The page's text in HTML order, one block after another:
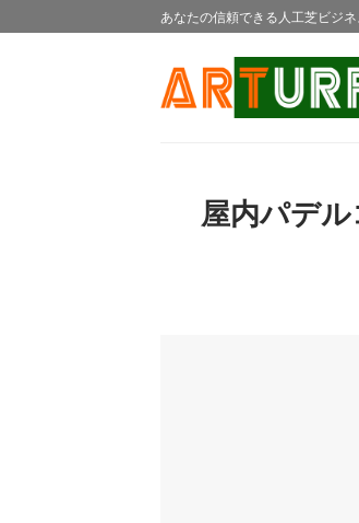
to
あなたの信頼できる人工芝ビジ
屋内パデ